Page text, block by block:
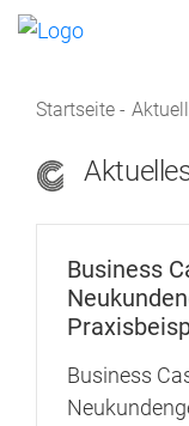
BRANCHEN
TEAM
AKTUELLES
Startseite -
Business
Business